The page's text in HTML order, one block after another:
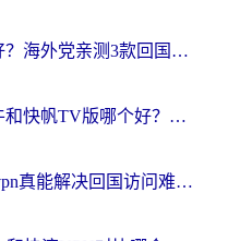
穿梭和巨鲸哪个好？海外党亲测3款回国加速器，教你避开90%的坑
海外党必看：斧牛和快帆TV版哪个好？3分钟选对回国加速器，无缝刷B站、追热剧
海外党必看：yy vpn真能解决回国访问难题？附云极initap测评+免费方案对比